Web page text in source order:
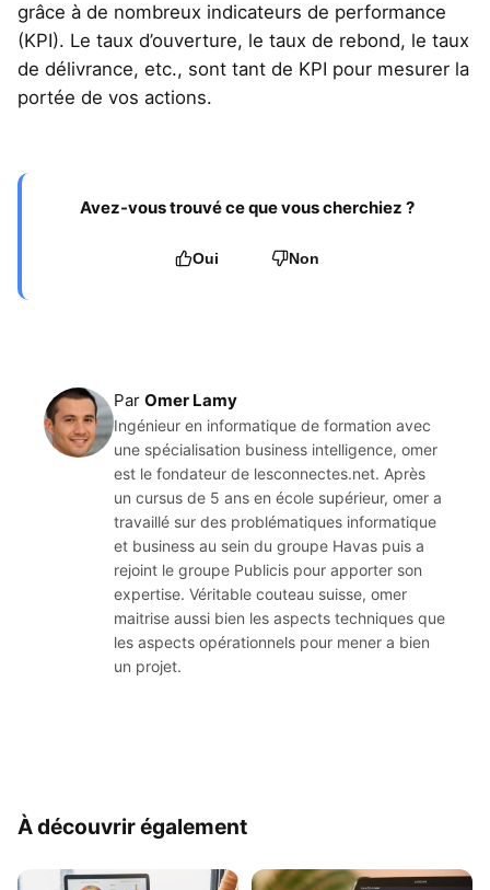
grâce à de nombreux indicateurs de performance
(KPI). Le taux d’ouverture, le taux de rebond, le taux
de délivrance, etc., sont tant de KPI pour mesurer la
portée de vos actions.
Avez-vous trouvé ce que vous cherchiez ?
Oui Non
Par Omer Lamy
Ingénieur en informatique de formation avec
une spécialisation business intelligence, omer
est le fondateur de lesconnectes.net. Après
un cursus de 5 ans en école supérieur, omer a
travaillé sur des problématiques informatique
et business au sein du groupe Havas puis a
rejoint le groupe Publicis pour apporter son
expertise. Véritable couteau suisse, omer
maitrise aussi bien les aspects techniques que
les aspects opérationnels pour mener a bien
un projet.
À découvrir également